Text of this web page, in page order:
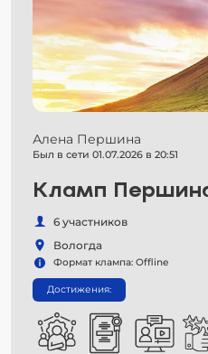
Алена Першина
Был в сети 01.07.2026 в 20:51
Кламп
6 участников
Вологда
Формат клампа: Offline
Достижения: